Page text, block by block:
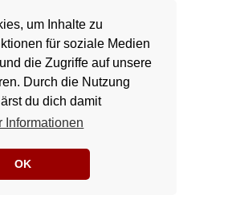
um Inhalte zu
für soziale Medien
die Zugriffe auf unsere
Durch die Nutzung
du dich damit
Informationen
OK